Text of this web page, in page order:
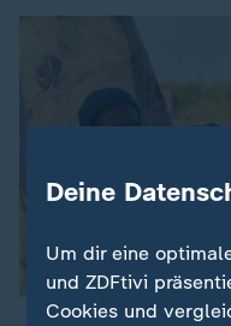
Deine
Um dir eine
und ZDFtivi
Cookies und